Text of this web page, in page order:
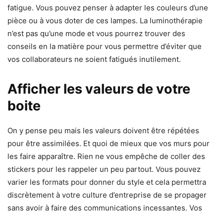
fatigue. Vous pouvez penser à adapter les couleurs d’une
pièce ou à vous doter de ces lampes. La luminothérapie
n’est pas qu’une mode et vous pourrez trouver des
conseils en la matière pour vous permettre d’éviter que
vos collaborateurs ne soient fatigués inutilement.
Afficher les valeurs de votre
boite
On y pense peu mais les valeurs doivent être répétées
pour être assimilées. Et quoi de mieux que vos murs pour
les faire apparaître. Rien ne vous empêche de coller des
stickers pour les rappeler un peu partout. Vous pouvez
varier les formats pour donner du style et cela permettra
discrètement à votre culture d’entreprise de se propager
sans avoir à faire des communications incessantes. Vos